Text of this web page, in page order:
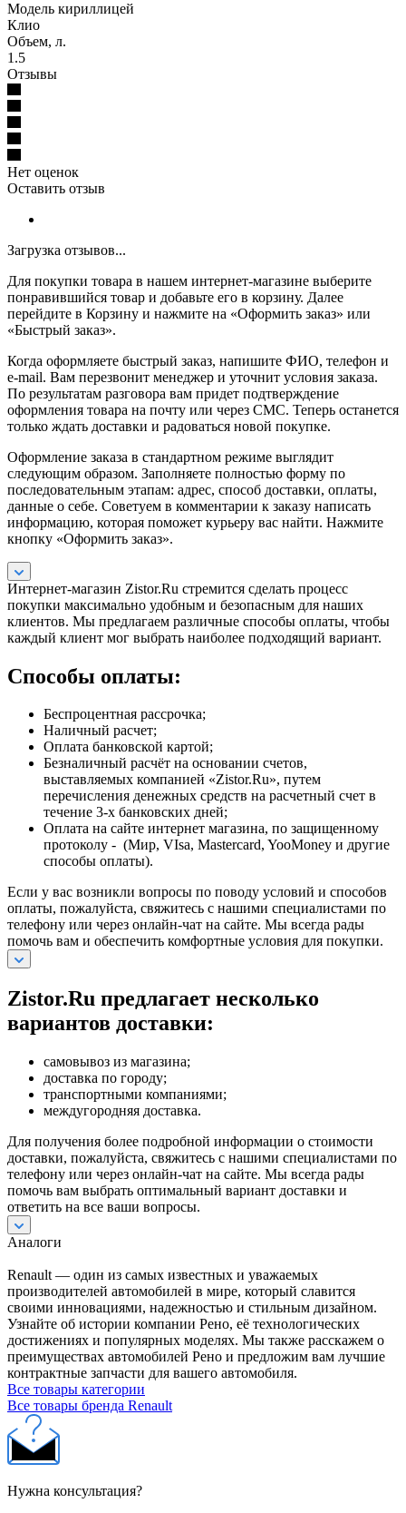
Модель кириллицей
Клио
Объем, л.
1.5
Отзывы
Нет оценок
Оставить отзыв
Загрузка отзывов...
Для покупки товара в нашем интернет-магазине выберите
понравившийся товар и добавьте его в корзину. Далее
перейдите в Корзину и нажмите на «Оформить заказ» или
«Быстрый заказ».
Когда оформляете быстрый заказ, напишите ФИО, телефон и
e-mail. Вам перезвонит менеджер и уточнит условия заказа.
По результатам разговора вам придет подтверждение
оформления товара на почту или через СМС. Теперь останется
только ждать доставки и радоваться новой покупке.
Оформление заказа в стандартном режиме выглядит
следующим образом. Заполняете полностью форму по
последовательным этапам: адрес, способ доставки, оплаты,
данные о себе. Советуем в комментарии к заказу написать
информацию, которая поможет курьеру вас найти. Нажмите
кнопку «Оформить заказ».
Интернет-магазин Zistor.Ru стремится сделать процесс
покупки максимально удобным и безопасным для наших
клиентов. Мы предлагаем различные способы оплаты, чтобы
каждый клиент мог выбрать наиболее подходящий вариант.
Способы оплаты:
Беспроцентная рассрочка;
Наличный расчет;
Оплата банковской картой;
Безналичный расчёт на основании счетов,
выставляемых компанией «Zistor.Ru», путем
перечисления денежных средств на расчетный счет в
течение 3-х банковских дней;
Оплата на сайте интернет магазина, по защищенному
протоколу - (Мир, VIsa, Mastercard, YooMoney и другие
способы оплаты).
Если у вас возникли вопросы по поводу условий и способов
оплаты, пожалуйста, свяжитесь с нашими специалистами по
телефону или через онлайн-чат на сайте. Мы всегда рады
помочь вам и обеспечить комфортные условия для покупки.
Zistor.Ru предлагает несколько
вариантов доставки:
самовывоз из магазина;
доставка по городу;
транспортными компаниями;
междугородняя доставка.
Для получения более подробной информации о стоимости
доставки, пожалуйста, свяжитесь с нашими специалистами по
телефону или через онлайн-чат на сайте. Мы всегда рады
помочь вам выбрать оптимальный вариант доставки и
ответить на все ваши вопросы.
Аналоги
Renault — один из самых известных и уважаемых
производителей автомобилей в мире, который славится
своими инновациями, надежностью и стильным дизайном.
Узнайте об истории компании Рено, её технологических
достижениях и популярных моделях. Мы также расскажем о
преимуществах автомобилей Рено и предложим вам лучшие
контрактные запчасти для вашего автомобиля.
Все товары категории
Все товары бренда Renault
Нужна консультация?